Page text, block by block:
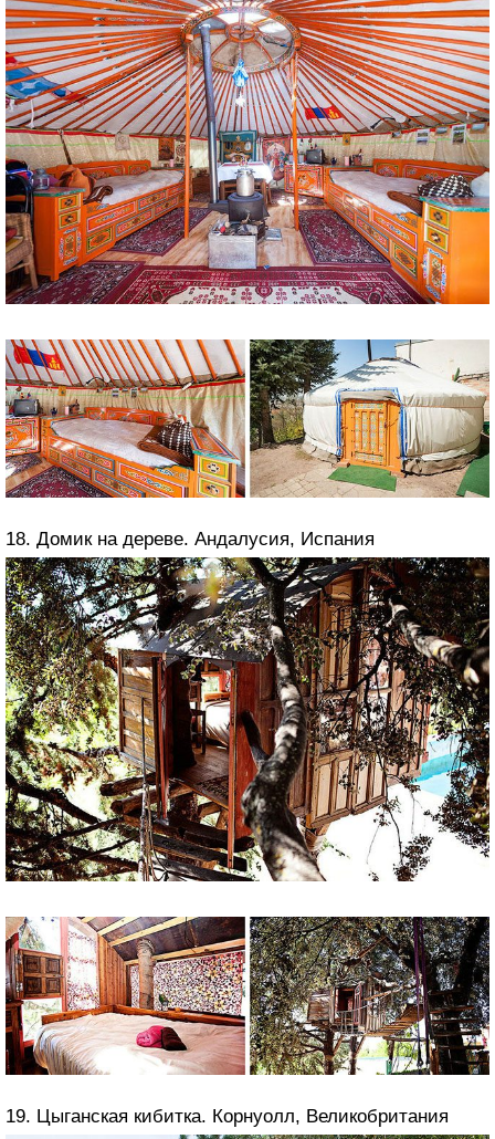
18. Домик на дереве. Андалусия, Испания
19. Цыганская кибитка. Корнуолл, Великобритания